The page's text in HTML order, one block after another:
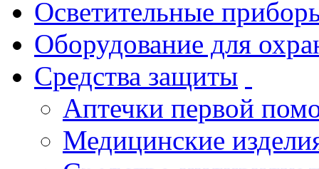
Осветительные
Оборудование для
Средства защиты
Аптечки первой
Медицинские